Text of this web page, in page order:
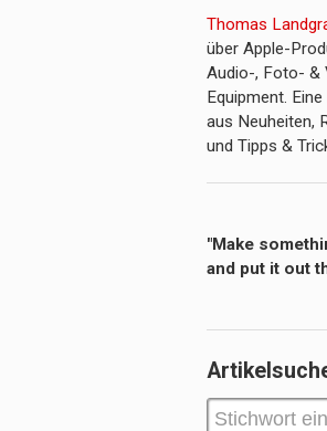
Thomas
über Apple-
Audio-, Foto- &
Equipment.
aus Neuheiten,
und Tipps &
"Make
and put it out